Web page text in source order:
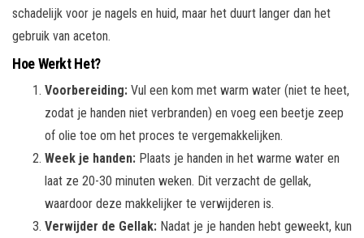
schadelijk voor je nagels en huid, maar het duurt langer dan het
gebruik van aceton.
Hoe Werkt Het?
Voorbereiding: Vul een kom met warm water (niet te heet,
zodat je handen niet verbranden) en voeg een beetje zeep
of olie toe om het proces te vergemakkelijken.
Week je handen: Plaats je handen in het warme water en
laat ze 20-30 minuten weken. Dit verzacht de gellak,
waardoor deze makkelijker te verwijderen is.
Verwijder de Gellak: Nadat je je handen hebt geweekt, kun